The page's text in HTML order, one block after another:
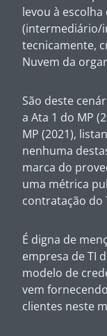
levou à
(intermediário/
tecnicamente,
Nuvem da
São deste
a Ata 1 do MP
MP (2021),
nenhuma
marca do
uma métrica
contratação do
É digna de
empresa de TI
modelo de
vem
clientes neste